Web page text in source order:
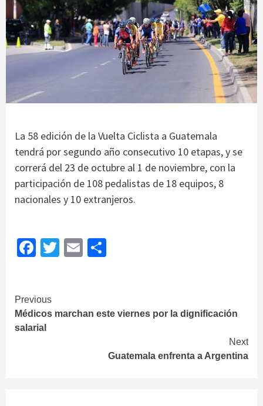
La 58 edición de la Vuelta Ciclista a Guatemala
tendrá por segundo año consecutivo 10 etapas, y se
correrá del 23 de octubre al 1 de noviembre, con la
participación de 108 pedalistas de 18 equipos, 8
nacionales y 10 extranjeros.
Facebook
Twitter
Email
Continue
Reading
Previous
Médicos marchan este viernes por la dignificación
salarial
Next
Guatemala enfrenta a Argentina